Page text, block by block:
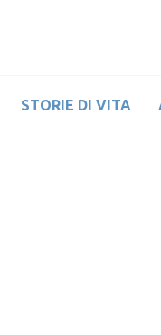
STORIE DI VITA